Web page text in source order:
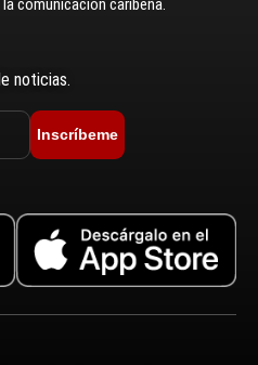
noticias.
Inscríbeme